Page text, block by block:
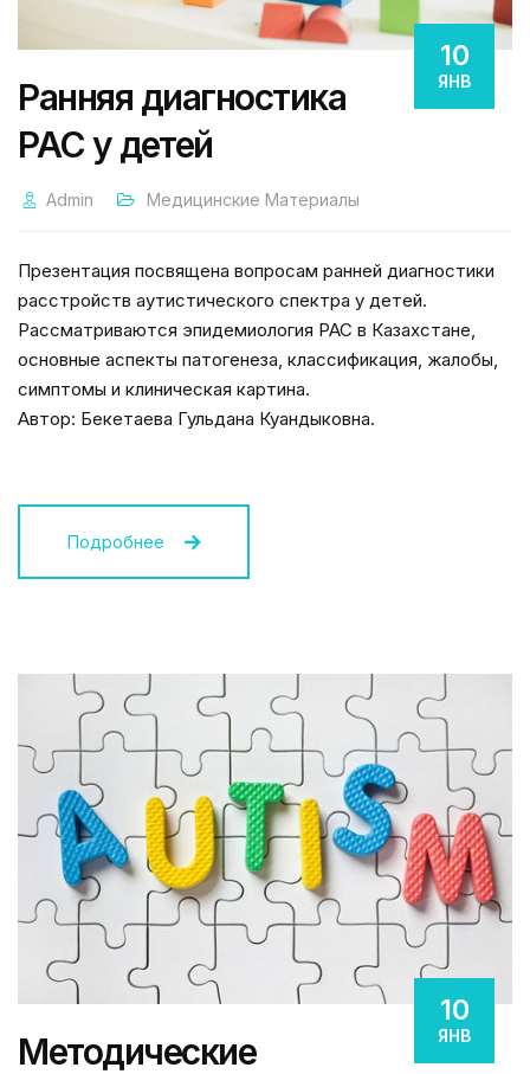
10
ЯНВ
Ранняя диагностика
РАС у детей
Admin Медицинские Материалы
Презентация посвящена вопросам ранней диагностики
расстройств аутистического спектра у детей.
Рассматриваются эпидемиология РАС в Казахстане,
основные аспекты патогенеза, классификация, жалобы,
симптомы и клиническая картина.
Автор: Бекетаева Гульдана Куандыковна.
Подробнее
10
ЯНВ
Методические